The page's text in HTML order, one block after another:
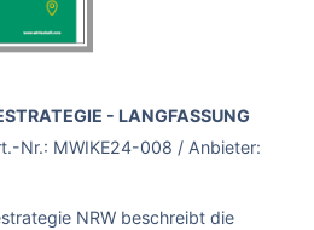
- LANGFASSUNG
Nr.: MWIKE24-008 / Anbieter:
NRW beschreibt die